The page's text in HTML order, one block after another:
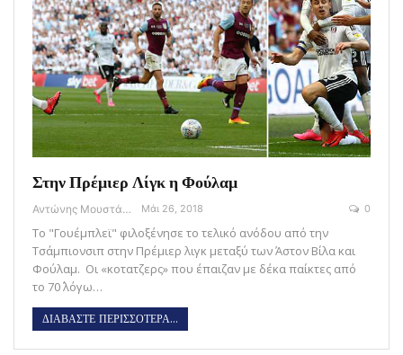
Στην Πρέμιερ Λίγκ η Φούλαμ
Αντώνης Μουστάκας Μάι 26, 2018 0
Το "Γουέμπλεϊ" φιλοξένησε το τελικό ανόδου από την
Τσάμπιονσιπ στην Πρέμιερ λιγκ μεταξύ των Άστον Βίλα και
Φούλαμ. Οι «κοτατζερς» που έπαιζαν με δέκα παίκτες από
το 70΄ λόγω…
ΔΙΑΒΑΣΤΕ ΠΕΡΙΣΣΟΤΕΡΑ...